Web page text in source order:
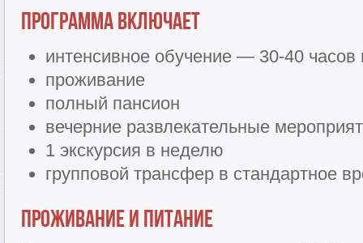
Программа включает
интенсивное обучение — 30-40
проживание
полный пансион
вечерние развлекательные
1 экскурсия в неделю
групповой трансфер в стандартное
Проживание и питание